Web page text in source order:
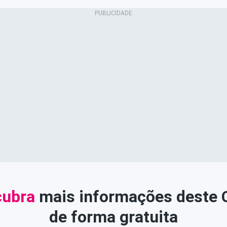
mais informações deste
de forma gratuita